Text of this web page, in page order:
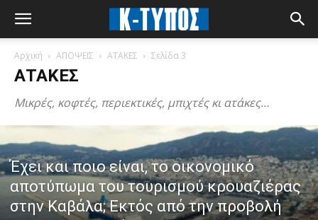
Αρχική ΑΠΟΨΕΙΣ ΑΤΑΚΕΣ Σελίδα 3
ΑΤΑΚΕΣ
Μικρές, κοφτές, περιεκτικές, μπιχτές κι ατάκες…
Έχει και ποιο είναι, το οικονομικό
αποτύπωμα του τουρισμού κρουαζιέρας
στην Καβάλα; Εκτός από την προβολή